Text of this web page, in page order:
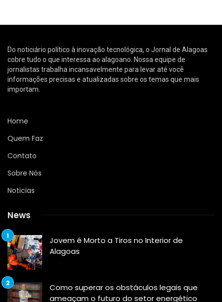
Do noticiário político à inovação tecnológica, o Jornal de Alagoas
cobre tudo o que interessa ao alagoano. Nossa equipe de
jornalistas trabalha incansavelmente para levar até você
informações precisas e atualizadas sobre os temas que mais
importam.
Home
Quem Faz
Contato
Sobre Nós
Noticias
News
Jovem é Morto a Tiros no Interior de
Alagoas
Como superar os obstáculos legais que
ameaçam o futuro do setor energético